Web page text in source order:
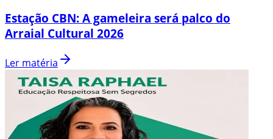
Estação CBN: A gameleira será palco do
Arraial Cultural 2026
Ler matéria